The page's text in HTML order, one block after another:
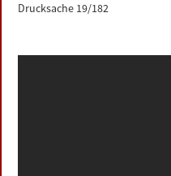
Drucksache 19/182